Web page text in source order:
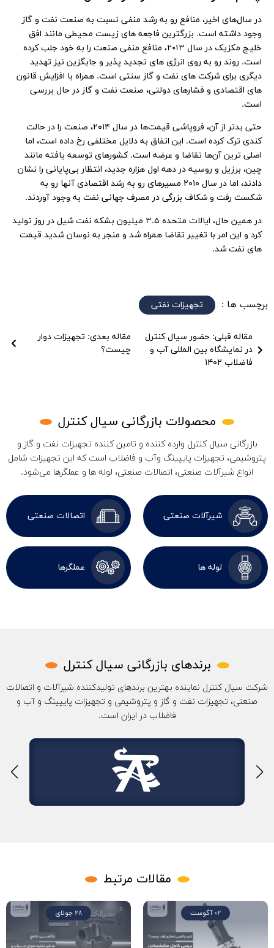
در سال‌های اخیر، منافع رو به رشد منفی نسبت به صنعت نفت و گاز
وجود داشته است. بزرگترین فاجعه‌ های زیست محیطی مانند افق
خلیج مکزیک در سال 2013، منافع منفی صنعت را به خود جلب کرده
است. روند رو به روی انرژی‌ های تجدید پذیر و جایگزین نیز تهدید
دیگری برای شرکت‌ های نفت و گاز سنتی است. همراه با افزایش قانون‌
های اقتصادی و فشارهای دولتی، صنعت نفت و گاز در حال بررسی
است.
حتی بدتر از آن، فروپاشی قیمت‌‌ها در سال ۲۰۱۴، صنعت را در حالت
کندی ترک کرده است. این اتفاق به دلایل مختلفی رخ داده است، اما
اصلی‌ ترین آن‌ها تقاضا و عرضه است. کشورهای توسعه یافته مانند
چین، برزیل و روسیه در دهه اول هزاره جدید، انتظار بی‌پایانی را نشان
دادند، اما در سال ۲۰۱۰ مسیرهای رو به رشد اقتصادی آنها رو به
شکست رفت و شکاف بزرگی در مصرف جهانی نفت به وجود آوردند.
در همین حال، ایالات متحده 3.5 میلیون بشکه نفت شیل در روز تولید
کرد و این امر با تغییر تقاضا همراه شد و منجر به نوسان شدید قیمت‌
های نفت شد.
برچسب ها : تجهیزات نفتی
مقاله قبلی: ﺣﻀﻮر ﺳﯿﺎل ﮐﻨﺘﺮل
در ﻧﻤﺎﯾﺸﮕﺎه بین المللی آب و
ﻓﺎﺿﻼب ۱۴۰۲
مقاله بعدی: تجهیزات دوار
چیست؟
محصولات بازرگانی سیال کنترل
بازرگانی سیال کنترل وارده کننده و تامین کننده تجهیزات نفت و گاز و
پتروشیمی، تجهیزات پایپینگ وآب و فاضلاب است که این تجهیزات شامل
انواع شیرآلات صنعتی، اتصالات صنعتی، لوله ها و عملگرها می‌شود.
شیرآلات صنعتی اتصالات صنعتی
لوله ها عملگرها
برندهای بازرگانی سیال کنترل
شرکت سیال کنترل نماینده بهترین برندهای تولیدکننده شیرآلات و اتصالات
صنعتی، تجهیزات نفت و گاز و پتروشیمی و تجهیزات پایپینگ و آب و
فاضلاب در ایران است.
مقالات مرتبط
02 آگوست 28 جولای